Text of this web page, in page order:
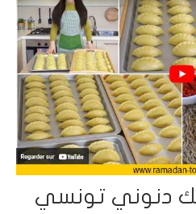
دنوني تونسي